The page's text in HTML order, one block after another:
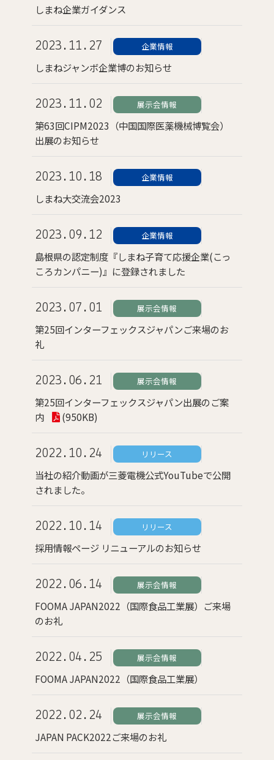
しまね企業ガイダンス
2023.11.27 企業情報
しまねジャンボ企業博のお知らせ
2023.11.02 展示会情報
第63回CIPM2023（中国国際医薬機械博覧会）
出展のお知らせ
2023.10.18 企業情報
しまね大交流会2023
2023.09.12 企業情報
島根県の認定制度『しまね子育て応援企業(こっ
ころカンパニー)』に登録されました
2023.07.01 展示会情報
第25回インターフェックスジャパンご来場のお
礼
2023.06.21 展示会情報
第25回インターフェックスジャパン出展のご案
内
(950KB)
2022.10.24 リリース
当社の紹介動画が三菱電機公式YouTubeで公開
されました。
2022.10.14 リリース
採用情報ページ リニューアルのお知らせ
2022.06.14 展示会情報
FOOMA JAPAN2022（国際食品工業展）ご来場
のお礼
2022.04.25 展示会情報
FOOMA JAPAN2022（国際食品工業展）
2022.02.24 展示会情報
JAPAN PACK2022ご来場のお礼